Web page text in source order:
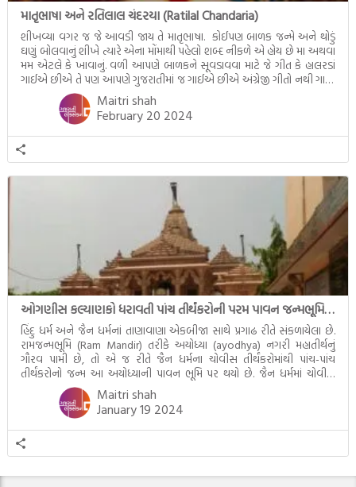
માતૃભાષા અને રતિલાલ ચંદરયા (Ratilal Chandaria)
શીખવ્યા વગર જ જે આવડી જાય તે માતૃભાષા. કોઈપણ બાળક જન્મે અને થોડું
ઘણું બોલવાનું શીખે ત્યારે એના મોંમાથી પહેલો શબ્દ નીકળે એ હોય છે મા અથવા
મમ એટલે કે ખાવાનું. વળી આપણે બાળકને સૂવડાવવા માટે જે ગીત કે હાલરડાં
ગાઈએ છીએ તે પણ આપણે ગુજરાતીમાં જ ગાઈએ છીએ અંગ્રેજી ગીતો નથી ગાતા.
આમ બાળકને […]
Maitri shah
February 20 2024
ઓગણીસ કલ્યાણકો ધરાવતી પાંચ તીર્થંકરોની પરમ પાવન જન્મભૂમિ – અયોધ્યા (Ayodhya)
હિંદુ ધર્મ અને જૈન ધર્મનાં તાણાવાણા એકબીજા સાથે પ્રગાઢ રીતે સંકળાયેલા છે.
રામજન્મભૂમિ (Ram Mandir) તરીકે અયોધ્યા (ayodhya) નગરી મહાતીર્થનું
ગૌરવ પામી છે, તો એ જ રીતે જૈન ધર્મના ચોવીસ તીર્થંકરોમાંથી પાંચ-પાંચ
તીર્થંકરોનો જન્મ આ અયોધ્યાની પાવન ભૂમિ પર થયો છે. જૈન ધર્મમાં ચોવીસ
તીર્થંકરોમાંથી પાંચ-પાંચ તીર્થંકરોનાં કલ્યાણકો અહીં આવ્યાં છે. દરેક તીર્થંકરના
જીવનની ચ્યવન(માતાના […]
Maitri shah
January 19 2024